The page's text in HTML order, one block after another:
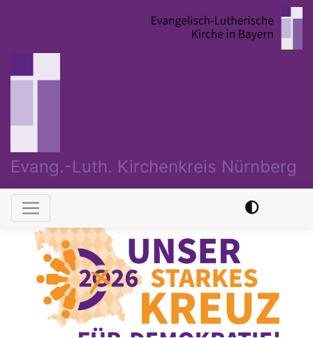
Evang.-Luth. Kirchenkreis Nürnberg
Hauptnavigation
Previous